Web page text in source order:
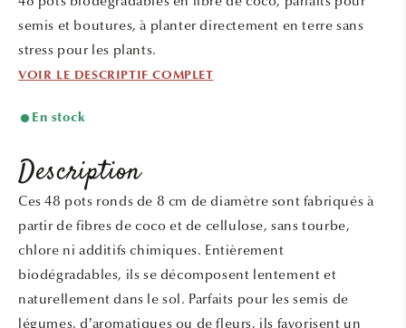
fenêtre
semis et boutures, à planter directement en terre sans
stress pour les plants.
VOIR LE DESCRIPTIF COMPLET
En stock
Description
Ces 48 pots ronds de 8 cm de diamètre sont fabriqués à
partir de fibres de coco et de cellulose, sans tourbe,
chlore ni additifs chimiques. Entièrement
biodégradables, ils se décomposent lentement et
naturellement dans le sol. Parfaits pour les semis de
légumes, d’aromatiques ou de fleurs, ils favorisent un